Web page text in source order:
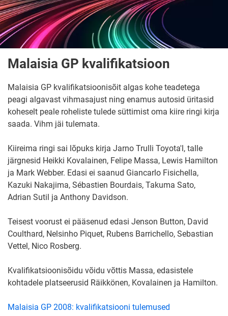
Malaisia GP kvalifikatsioon
Malaisia GP kvalifikatsioonisõit algas kohe teadetega
peagi algavast vihmasajust ning enamus autosid üritasid
koheselt peale roheliste tulede süttimist oma kiire ringi kirja
saada. Vihm jäi tulemata.
Kiireima ringi sai lõpuks kirja Jarno Trulli Toyota'l, talle
järgnesid Heikki Kovalainen, Felipe Massa, Lewis Hamilton
ja Mark Webber. Edasi ei saanud Giancarlo Fisichella,
Kazuki Nakajima, Sébastien Bourdais, Takuma Sato,
Adrian Sutil ja Anthony Davidson.
Teisest voorust ei pääsenud edasi Jenson Button, David
Coulthard, Nelsinho Piquet, Rubens Barrichello, Sebastian
Vettel, Nico Rosberg.
Kvalifikatsioonisõidu võidu võttis Massa, edasistele
kohtadele platseerusid Räikkönen, Kovalainen ja Hamilton.
Malaisia GP 2008: kvalifikatsiooni tulemused